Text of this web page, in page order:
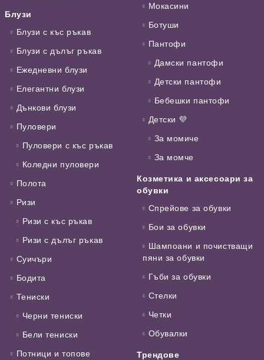
Блузи
Блузи с къс ръкав
Блузи с дълъг ръкав
Ежедневни блузи
Елегантни блузи
Дънкови блузи
Пуловери
Пуловери с къс ръкав
Коледни пуловери
Полота
Ризи
Ризи с къс ръкав
Ризи с дълъг ръкав
Суичъри
Бодита
Тениски
Черни тениски
Бели тениски
Потници и топове
Мокасини
Ботуши
Пантофи
Дамски пантофи
Детски пантофи
Бебешки пантофи
Детски 💜
За момиче
За момче
Козметика и аксесоари за
обувки
Спрейове за обувки
Бои за обувки
Шампоани и почистващи
пяни за обувки
Гъби за обувки
Стелки
Четки
Обувалки
Трендове